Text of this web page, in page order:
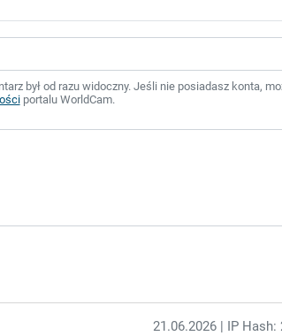
był od razu widoczny. Jeśli nie posiadasz konta,
portalu WorldCam.
21.06.2026 | IP